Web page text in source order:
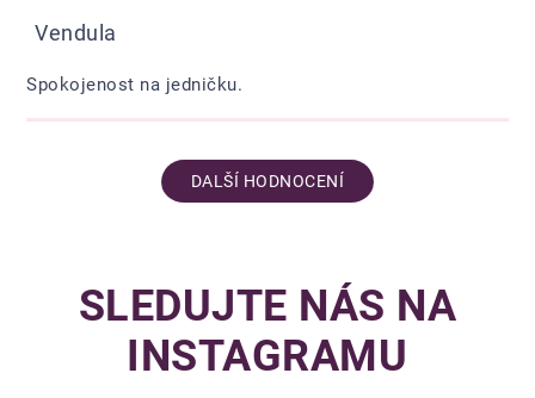
Vendula
Spokojenost na jedničku.
DALŠÍ HODNOCENÍ
SLEDUJTE NÁS NA
INSTAGRAMU